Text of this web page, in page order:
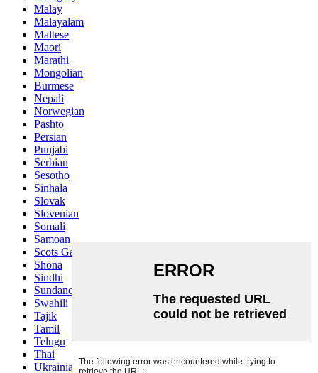
Malay
Malayalam
Maltese
Maori
Marathi
Mongolian
Burmese
Nepali
Norwegian
Pashto
Persian
Punjabi
Serbian
Sesotho
Sinhala
Slovak
Slovenian
Somali
Samoan
Scots Gaelic
Shona
Sindhi
Sundanese
Swahili
Tajik
Tamil
Telugu
Thai
Ukrainian